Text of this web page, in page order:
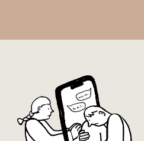
vida. Ela me
encontrou num
estado misto de
depressão e
agitação com